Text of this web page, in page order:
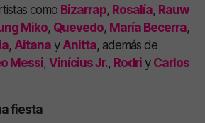
como Bizarrap, Rosalía, Rauw
Miko, Quevedo, María Becerra,
, Aitana yAnitta, además de
Messi, Vinícius Jr., Rodri y Carlos
fiesta